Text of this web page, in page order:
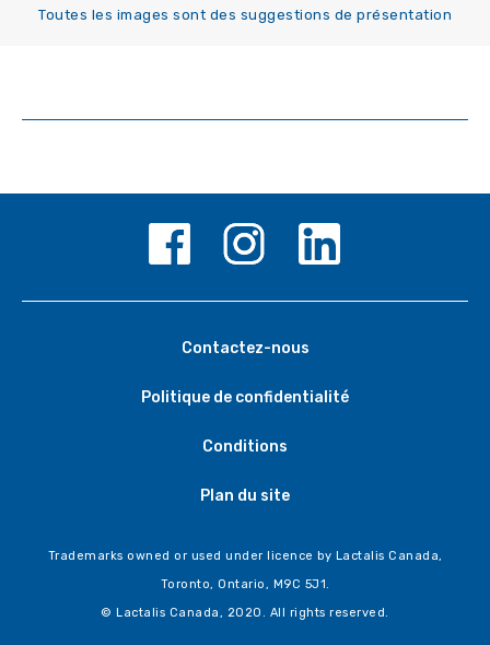
Toutes les images sont des suggestions de présentation
Contactez-nous
Politique de confidentialité
Conditions
Plan du site
Trademarks owned or used under licence by Lactalis Canada,
Toronto, Ontario, M9C 5J1.
© Lactalis Canada, 2020. All rights reserved.